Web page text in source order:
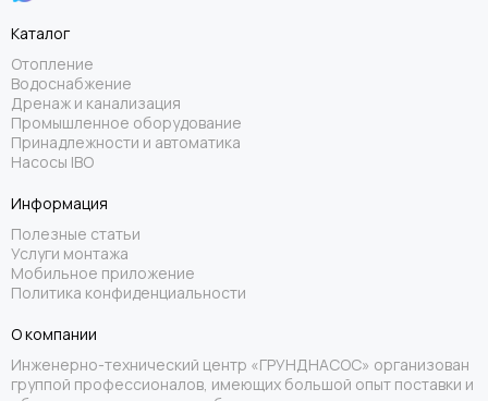
Каталог
Отопление
Водоснабжение
Дренаж и канализация
Промышленное оборудование
Принадлежности и автоматика
Насосы IBO
Информация
Полезные статьи
Услуги монтажа
Мобильное приложение
Политика конфиденциальности
О компании
Инженерно-технический центр «ГРУНДНАСОС» организован
группой профессионалов, имеющих большой опыт поставки и